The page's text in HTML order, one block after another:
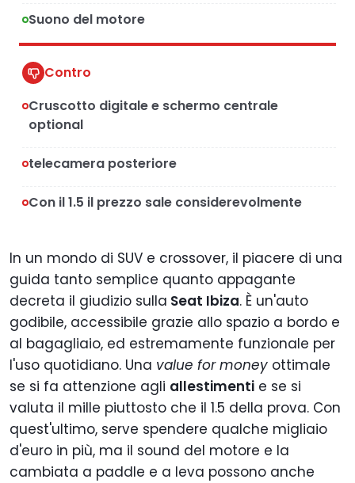
Suono del motore
Contro
Cruscotto digitale e schermo centrale
optional
telecamera posteriore
Con il 1.5 il prezzo sale considerevolmente
In un mondo di SUV e crossover, il piacere di una
guida tanto semplice quanto appagante
decreta il giudizio sulla Seat Ibiza. È un'auto
godibile, accessibile grazie allo spazio a bordo e
al bagagliaio, ed estremamente funzionale per
l'uso quotidiano. Una value for money ottimale
se si fa attenzione agli allestimenti e se si
valuta il mille piuttosto che il 1.5 della prova. Con
quest'ultimo, serve spendere qualche migliaio
d'euro in più, ma il sound del motore e la
cambiata a paddle e a leva possono anche